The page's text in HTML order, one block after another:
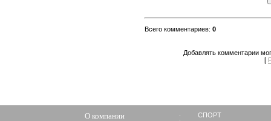
Всего комментариев: 0
Добавлять комментарии
[
О компании
СПОРТ